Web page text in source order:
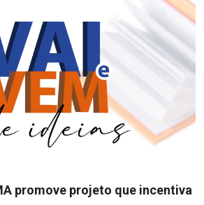
promove projeto que incentiva